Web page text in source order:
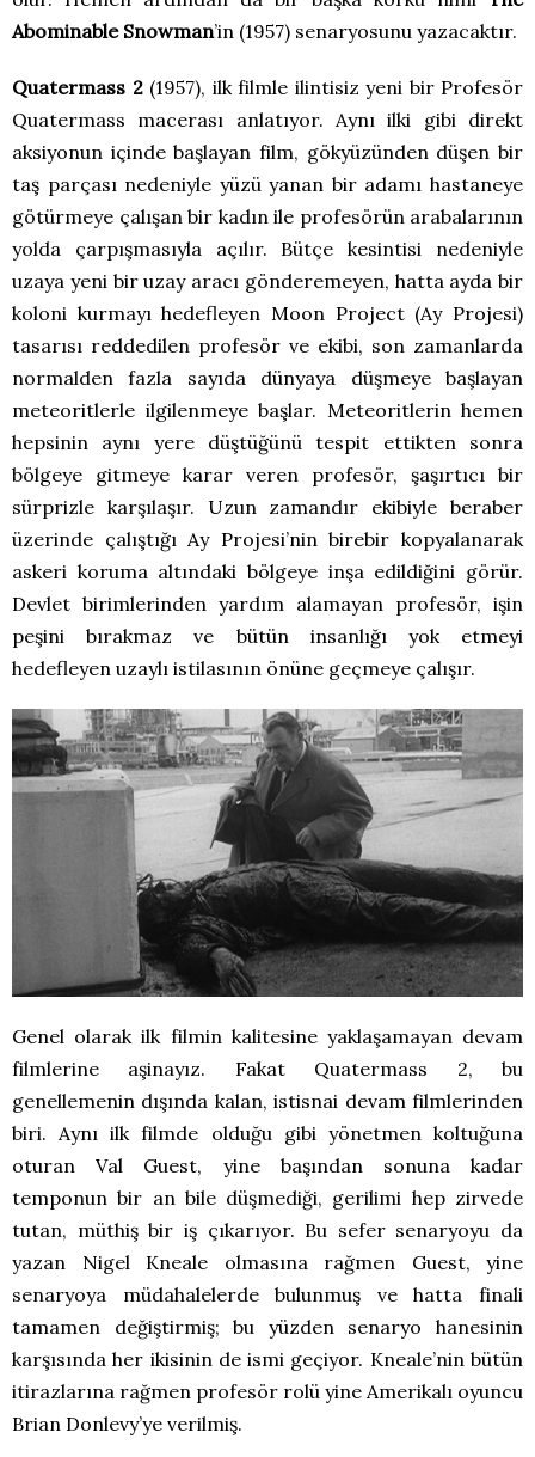
Abominable Snowman’in (1957) senaryosunu yazacaktır.
Quatermass 2(1957), ilk filmle ilintisiz yeni bir Profesör
Quatermass macerası anlatıyor. Aynı ilki gibi direkt
aksiyonun içinde başlayan film, gökyüzünden düşen bir
taş parçası nedeniyle yüzü yanan bir adamı hastaneye
götürmeye çalışan bir kadın ile profesörün arabalarının
yolda çarpışmasıyla açılır. Bütçe kesintisi nedeniyle
uzaya yeni bir uzay aracı gönderemeyen, hatta ayda bir
koloni kurmayı hedefleyen Moon Project (Ay Projesi)
tasarısı reddedilen profesör ve ekibi, son zamanlarda
normalden fazla sayıda dünyaya düşmeye başlayan
meteoritlerle ilgilenmeye başlar. Meteoritlerin hemen
hepsinin aynı yere düştüğünü tespit ettikten sonra
bölgeye gitmeye karar veren profesör, şaşırtıcı bir
sürprizle karşılaşır. Uzun zamandır ekibiyle beraber
üzerinde çalıştığı Ay Projesi’nin birebir kopyalanarak
askeri koruma altındaki bölgeye inşa edildiğini görür.
Devlet birimlerinden yardım alamayan profesör, işin
peşini bırakmaz ve bütün insanlığı yok etmeyi
hedefleyen uzaylı istilasının önüne geçmeye çalışır.
Genel olarak ilk filmin kalitesine yaklaşamayan devam
filmlerine aşinayız. Fakat Quatermass 2, bu
genellemenin dışında kalan, istisnai devam filmlerinden
biri. Aynı ilk filmde olduğu gibi yönetmen koltuğuna
oturan Val Guest, yine başından sonuna kadar
temponun bir an bile düşmediği, gerilimi hep zirvede
tutan, müthiş bir iş çıkarıyor. Bu sefer senaryoyu da
yazan Nigel Kneale olmasına rağmen Guest, yine
senaryoya müdahalelerde bulunmuş ve hatta finali
tamamen değiştirmiş; bu yüzden senaryo hanesinin
karşısında her ikisinin de ismi geçiyor. Kneale’nin bütün
itirazlarına rağmen profesör rolü yine Amerikalı oyuncu
Brian Donlevy’ye verilmiş.